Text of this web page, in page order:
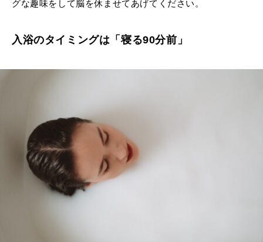
グな趣味をして脳を休ませてあげてください。
入浴のタイミングは「寝る90分前」